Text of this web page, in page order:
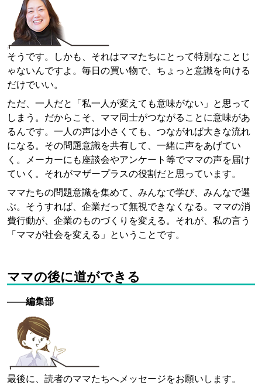
そうです。しかも、それはママたちにとって特別なことじ
ゃないんですよ。毎日の買い物で、ちょっと意識を向ける
だけでいい。
ただ、一人だと「私一人が変えても意味がない」と思って
しまう。だからこそ、ママ同士がつながることに意味があ
るんです。一人の声は小さくても、つながれば大きな流れ
になる。その問題意識を共有して、一緒に声をあげてい
く。メーカーにも座談会やアンケート等でママの声を届け
ていく。それがマザープラスの役割だと思っています。
ママたちの問題意識を集めて、みんなで学び、みんなで選
ぶ。そうすれば、企業だって無視できなくなる。ママの消
費行動が、企業のものづくりを変える。それが、私の言う
「ママが社会を変える」ということです。
ママの後に道ができる
——編集部
最後に、読者のママたちへメッセージをお願いします。